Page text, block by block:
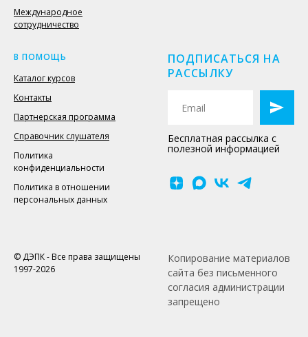
Международное
сотрудничество
В ПОМОЩЬ
Каталог курсов
Контакты
Партнерская программа
Справочник слушателя
Политика
конфиденциальности
Политика в отношении
персональных данных
ПОДПИСАТЬСЯ НА
РАССЫЛКУ
Бесплатная рассылка с
полезной информацией
© ДЭПК - Все права защищены
1997-2026
Копирование материалов
сайта без письменного
согласия администрации
запрещено